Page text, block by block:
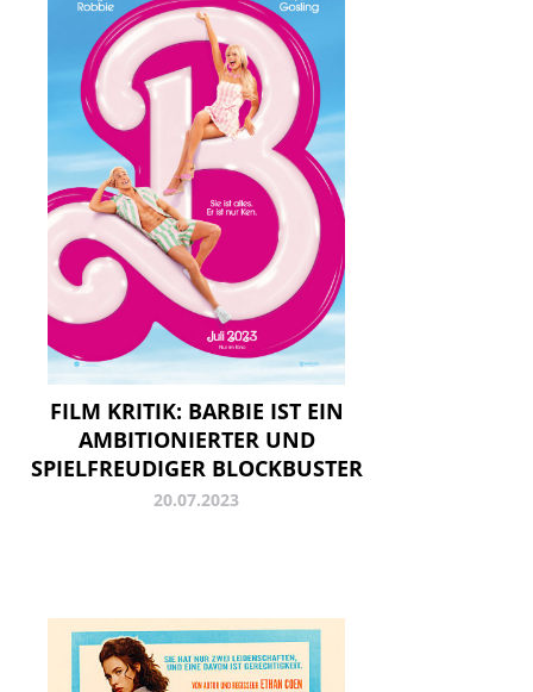
FILM KRITIK: BARBIE IST EIN
AMBITIONIERTER UND
SPIELFREUDIGER BLOCKBUSTER
20.07.2023